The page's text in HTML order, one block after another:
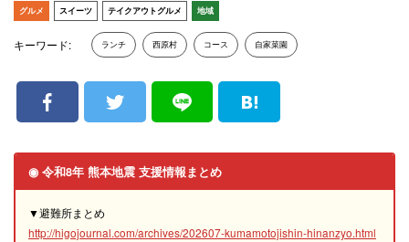
グルメ スイーツ テイクアウトグルメ 地域
キーワード: ランチ 西原村 コース 自家菜園
◉ 令和8年 熊本地震 支援情報まとめ
▼避難所まとめ
http://higojournal.com/archives/202607-kumamotojishin-hinanzyo.html